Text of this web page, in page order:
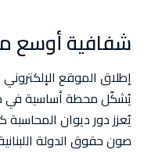
شفافية أوسع
إطلاق الموقع
يُشكّل محطة أساسية في
يُعزز دور ديوان
صون حقوق الدولة